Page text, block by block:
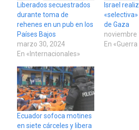
Liberados secuestrados
durante toma de
rehenes en un pub en los
Países Bajos
marzo 30, 2024
En «Internacionales»
Israel
de Gaza
noviembre
En
Ecuador sofoca motines
en siete cárceles y libera